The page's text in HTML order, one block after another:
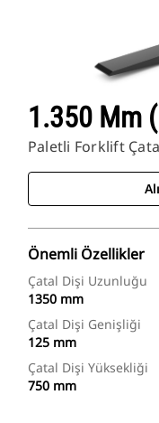
1.350 Mm
Paletli Forklift
Önemli Özellikler
Çatal Dişi Uzunluğu
1350 mm
Çatal Dişi Genişliği
125 mm
Çatal Dişi Yüksekliği
750 mm